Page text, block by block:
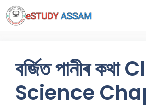
বৰ্জিত পানীৰ কথা
Science